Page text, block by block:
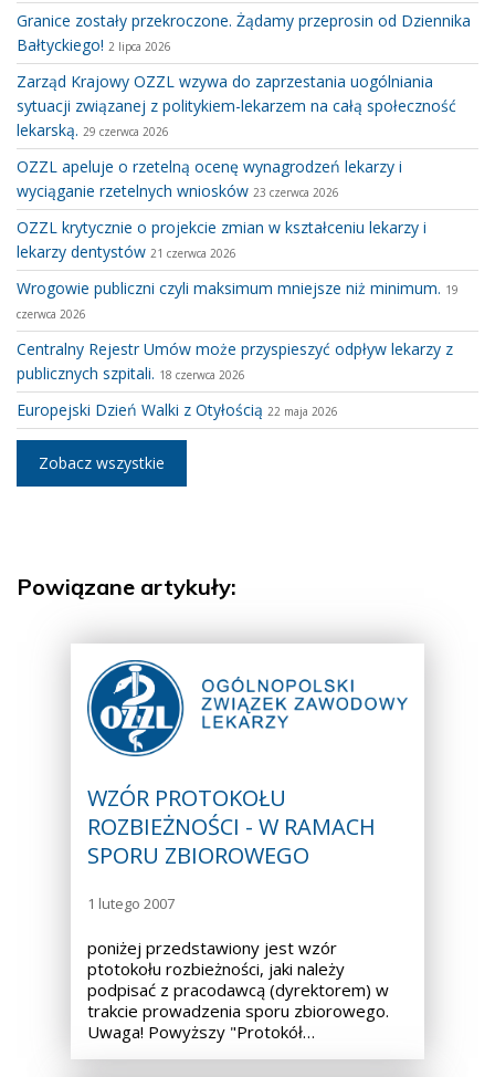
Granice zostały przekroczone. Żądamy przeprosin od Dziennika
Bałtyckiego! 2 lipca 2026
Zarząd Krajowy OZZL wzywa do zaprzestania uogólniania
sytuacji związanej z politykiem-lekarzem na całą społeczność
lekarską. 29 czerwca 2026
OZZL apeluje o rzetelną ocenę wynagrodzeń lekarzy i
wyciąganie rzetelnych wniosków 23 czerwca 2026
OZZL krytycznie o projekcie zmian w kształceniu lekarzy i
lekarzy dentystów 21 czerwca 2026
Wrogowie publiczni czyli maksimum mniejsze niż minimum. 19
czerwca 2026
Centralny Rejestr Umów może przyspieszyć odpływ lekarzy z
publicznych szpitali. 18 czerwca 2026
Europejski Dzień Walki z Otyłością 22 maja 2026
Zobacz wszystkie
Powiązane artykuły:
WZÓR PROTOKOŁU
ROZBIEŻNOŚCI - W RAMACH
SPORU ZBIOROWEGO
1 lutego 2007
poniżej przedstawiony jest wzór
ptotokołu rozbieżności, jaki należy
podpisać z pracodawcą (dyrektorem) w
trakcie prowadzenia sporu zbiorowego.
Uwaga! Powyższy "Protokół…